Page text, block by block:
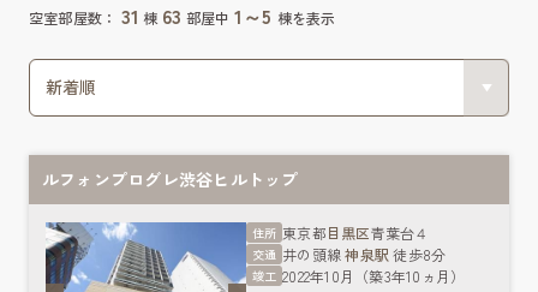
空室部屋数： 31 棟 63 部屋中 1～5 棟を表示
ルフォンプログレ渋谷ヒルトップ
住所 東京都目黒区青葉台４
交通 井の頭線神泉駅 徒歩8分
竣工 2022年10月（築3年10ヵ月）